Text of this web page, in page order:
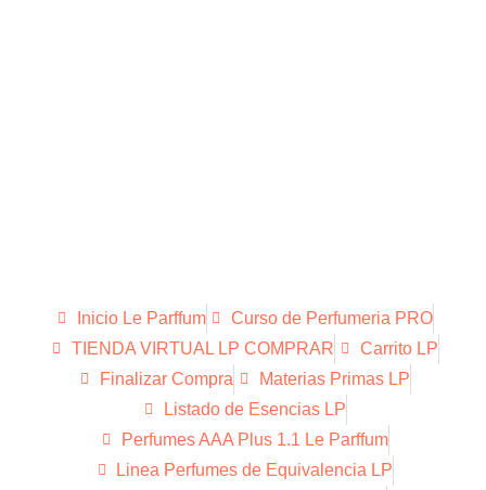
Inicio Le Parffum
Curso de Perfumeria PRO
TIENDA VIRTUAL LP COMPRAR
Carrito LP
Finalizar Compra
Materias Primas LP
Listado de Esencias LP
Perfumes AAA Plus 1.1 Le Parffum
Linea Perfumes de Equivalencia LP